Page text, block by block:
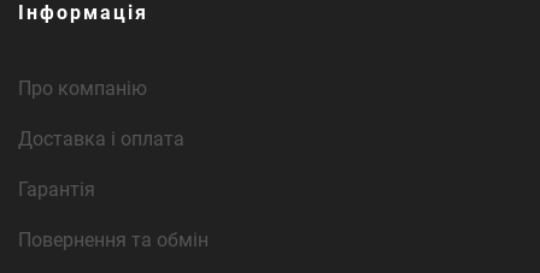
Інформація
Про компанію
Доставка і оплата
Гарантія
Повернення та обмін